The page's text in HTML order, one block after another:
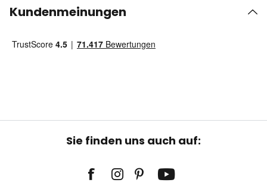
Kundenmeinungen
Sie finden uns auch auf: